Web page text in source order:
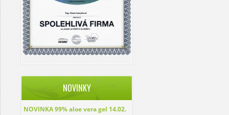
NOVINKY
NOVINKA 99% aloe vera gel 14.02.